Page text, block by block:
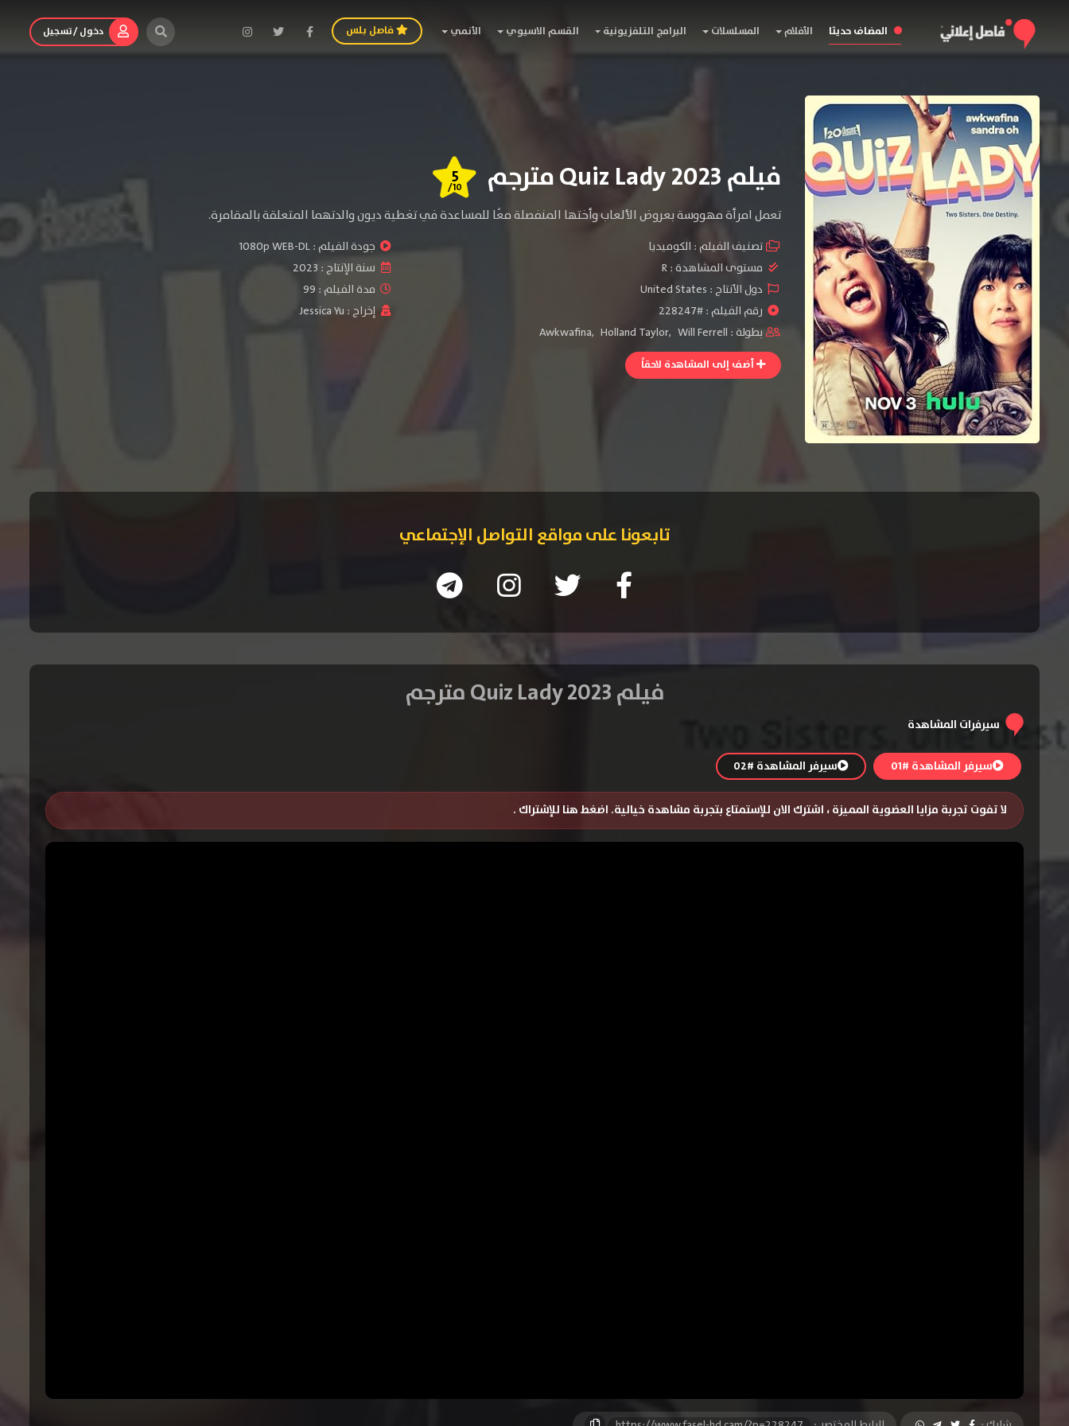
المضاف حديثا الأفلام المسلسلات البرامج التلفزيونية القسم الاسيوي الأنمي فاصل بلس دخول / تسجيل
فيلم Quiz Lady 2023 مترجم 5
/10
تعمل امرأة مهووسة بعروض الألعاب وأختها المنفصلة معًا للمساعدة في تغطية ديون والدتهما المتعلقة بالمقامرة.
تصنيف الفيلم : الكوميديا جودة الفيلم :1080p WEB-DL
مستوى المشاهدة :R سنة الإنتاج : 2023
دول الأنتاج : United States
مدة الفيلم : 99
رقم الفيلم : #228247
إخراج : Jessica Yu
بطولة :
Awkwafina, Holland Taylor, Will Ferrell
أضف إلى المشاهدة لاحقاً
تابعونا على مواقع التواصل الإجتماعي
فيلم Quiz Lady 2023 مترجم
سيرفرات المشاهدة
سيرفر المشاهدة #01 سيرفر المشاهدة #02
لا تفوت تجربة مزايا العضوية المميزة ، اشترك الان للإستمتاع بتجربة مشاهدة خيالية. اضغط هنا للإشتراك .